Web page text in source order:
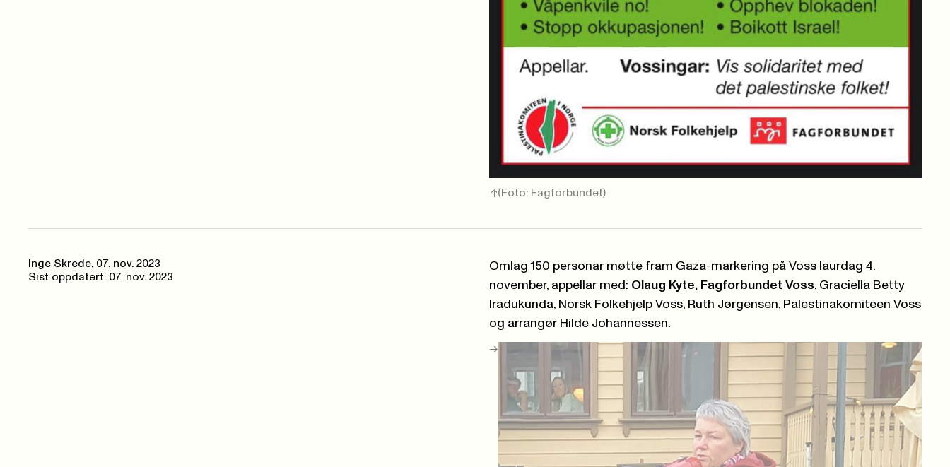
(Foto: Fagforbundet)
Inge Skrede, 07. nov. 2023
Sist oppdatert: 07. nov. 2023
Omlag 150 personar møtte fram Gaza-markering på Voss laurdag 4.
november, appellar med: Olaug Kyte, Fagforbundet Voss, Graciella Betty
Iradukunda, Norsk Folkehjelp Voss, Ruth Jørgensen, Palestinakomiteen Voss
og arrangør Hilde Johannessen.